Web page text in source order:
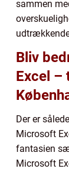
sammen
Bliv
Excel –
Der er
Microsoft
fantasien
Microsoft